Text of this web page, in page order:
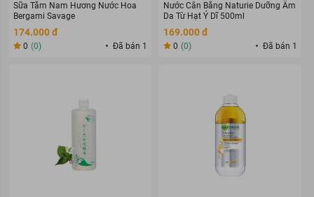
Sữa Tắm Nam Hương Nước Hoa
Bergami Savage
174.000 đ
0 (0) Đã bán 1
Nước Cân Bằng Naturie Dưỡng Ẩm
Da Từ Hạt Ý Dĩ 500ml
169.000 đ
0 (0) Đã bán 1